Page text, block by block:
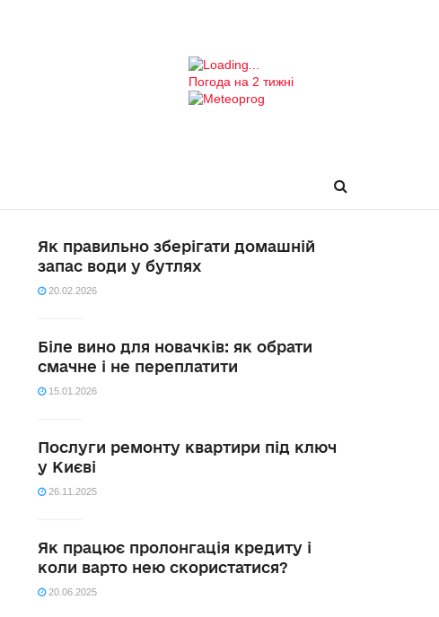
Погода на 2 тижні
Як правильно зберігати домашній
запас води у бутлях
20.02.2026
Біле вино для новачків: як обрати
смачне і не переплатити
15.01.2026
Послуги ремонту квартири під ключ
у Києві
26.11.2025
Як працює пролонгація кредиту і
коли варто нею скористатися?
20.06.2025